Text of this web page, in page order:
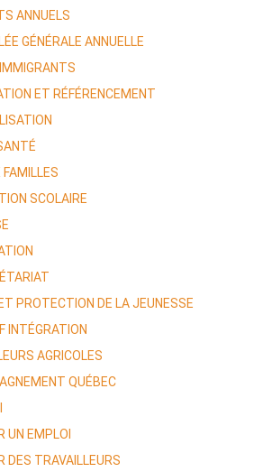
ANNUELS
GÉNÉRALE ANNUELLE
ET RÉFÉRENCEMENT
SCOLAIRE
PROTECTION DE LA JEUNESSE
INTÉGRATION
AGRICOLES
QUÉBEC
UN EMPLOI
DES TRAVAILLEURS